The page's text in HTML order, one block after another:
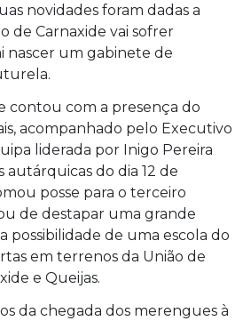
novidades foram dadas a
de Carnaxide vai sofrer
nascer um gabinete de
contou com a presença do
acompanhado pelo Executivo
liderada por Inigo Pereira
autárquicas do dia 12 de
posse para o terceiro
de destapar uma grande
possibilidade de uma escola do
em terrenos da União de
e Queijas.
da chegada dos merengues à